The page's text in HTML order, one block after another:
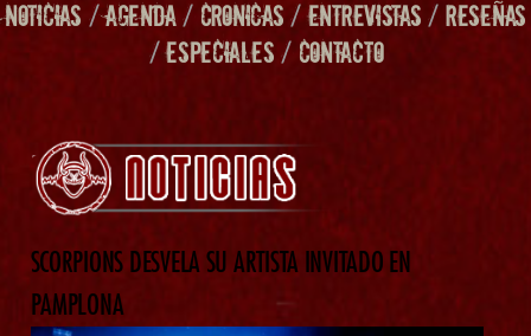
NOTICIAS /AGENDA/ CRONICAS/ENTREVISTAS/RESEÑAS
/ESPECIALES/ CONTACTO
SCORPIONS DESVELA SU ARTISTA INVITADO EN
PAMPLONA